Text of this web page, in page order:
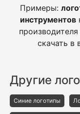
Примеры:
инструментов
скачать в
Другие
Синие логотипы